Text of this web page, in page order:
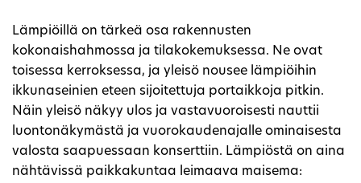
Lämpiöillä on tärkeä osa rakennusten
kokonaishahmossa ja tilakokemuksessa. Ne ovat
toisessa kerroksessa, ja yleisö nousee lämpiöihin
ikkunaseinien eteen sijoitettuja portaikkoja pitkin.
Näin yleisö näkyy ulos ja vastavuoroisesti nauttii
luontonäkymästä ja vuorokaudenajalle ominaisesta
valosta saapuessaan konserttiin. Lämpiöstä on aina
nähtävissä paikkakuntaa leimaava maisema: